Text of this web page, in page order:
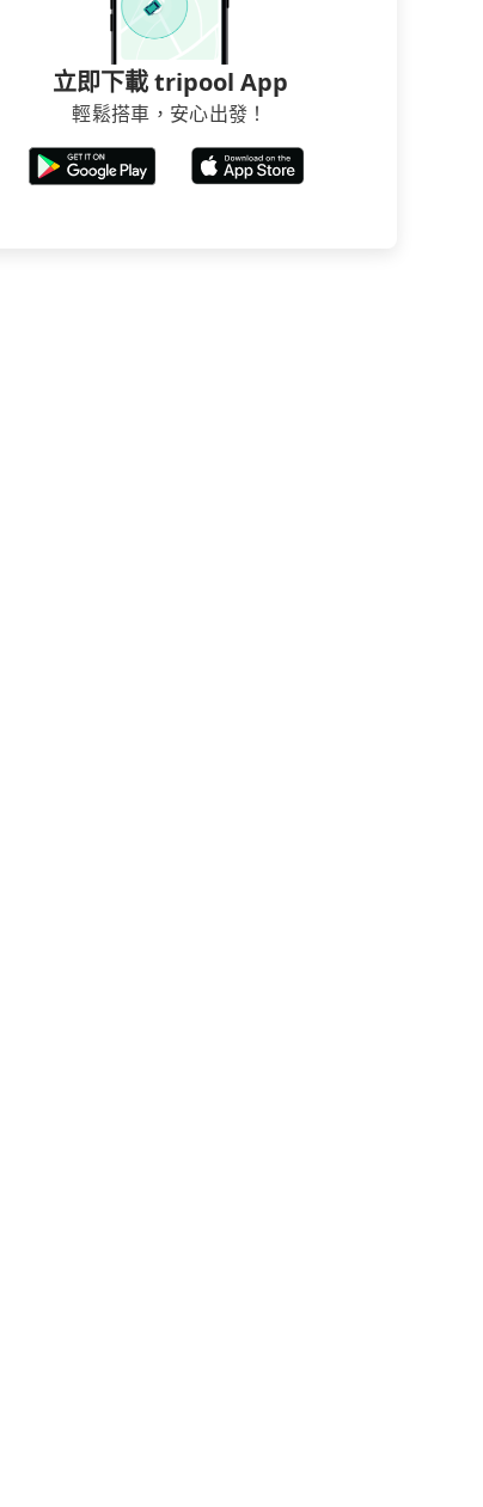
立即下載 tripool App
輕鬆搭車，安心出發！